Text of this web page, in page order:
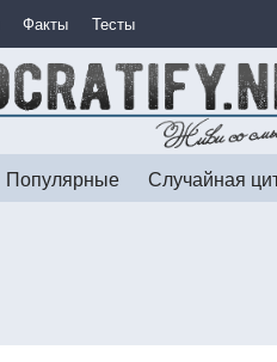
Факты Тесты
Популярные Случайная